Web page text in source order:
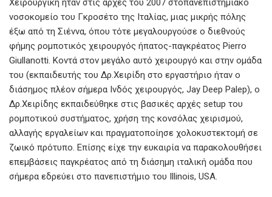
Χειρουργική ήταν στις αρχές του 2007 στοπανεπιστημιακό
νοσοκομείο του Γκροσέτο της Ιταλίας, μιας μικρής πόλης
έξω από τη Σιέννα, όπου τότε μεγαλουργούσε ο διεθνούς
φήμης ρομποτικός χειρουργός ήπατος-παγκρέατος Pierro
Giullanotti. Κοντά στον μεγάλο αυτό χειρουργό και στην ομάδα
του (εκπαιδευτής του Δρ.Χειρίδη στο εργαστήριο ήταν ο
διάσημος πλέον σήμερα Ινδός χειρουργός, Jay Deep Palep), ο
Δρ.Χειρίδης εκπαιδεύθηκε στις βασικές αρχές setup του
ρομποτικού συστήματος, χρήση της κονσόλας χειρισμού,
αλλαγής εργαλείων και πραγματοποίησε χολοκυστεκτομή σε
ζωικό πρότυπο. Επίσης είχε την ευκαιρία να παρακολουθήσει
επεμβάσεις παγκρέατος από τη διάσημη ιταλική ομάδα που
σήμερα εδρεύει στο πανεπιστήμιο του Illinois, USA.